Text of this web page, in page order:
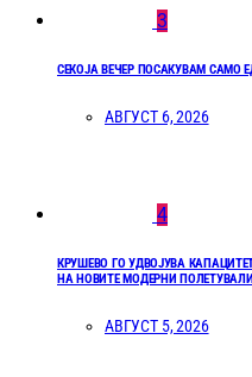
3
СЕКОЈА ВЕЧЕР ПОСАКУВАМ САМО
АВГУСТ 6, 2026
4
КРУШЕВО ГО УДВОЈУВА
НА НОВИТЕ МОДЕРНИ
АВГУСТ 5, 2026